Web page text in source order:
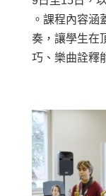
。課程內容涵
奏，讓學生在
巧、樂曲詮釋